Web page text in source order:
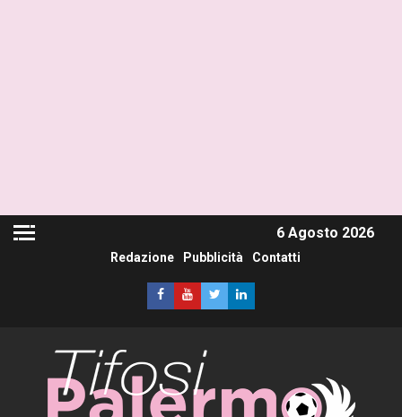
6 Agosto 2026
Redazione Pubblicità Contatti